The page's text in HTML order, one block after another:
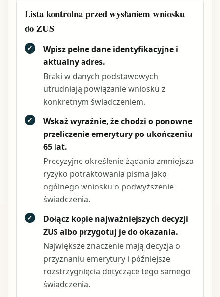
Lista kontrolna przed wysłaniem wniosku
do ZUS
✓
Wpisz pełne dane identyfikacyjne i
aktualny adres.
Braki w danych podstawowych
utrudniają powiązanie wniosku z
konkretnym świadczeniem.
✓
Wskaż wyraźnie, że chodzi o ponowne
przeliczenie emerytury po ukończeniu
65 lat.
Precyzyjne określenie żądania zmniejsza
ryzyko potraktowania pisma jako
ogólnego wniosku o podwyższenie
świadczenia.
✓
Dołącz kopie najważniejszych decyzji
ZUS albo przygotuj je do okazania.
Największe znaczenie mają decyzja o
przyznaniu emerytury i późniejsze
rozstrzygnięcia dotyczące tego samego
świadczenia.